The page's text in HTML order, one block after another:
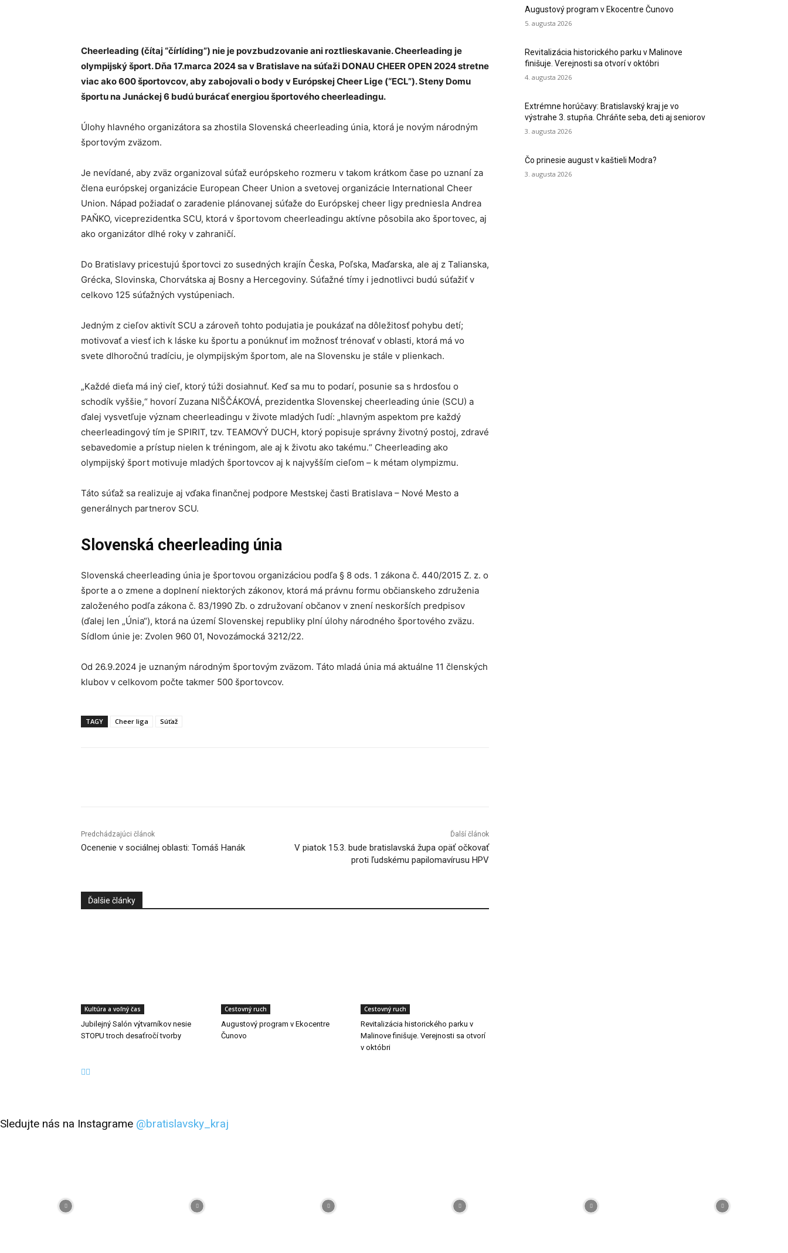
Cheerleading (čítaj “čírlíding”) nie je povzbudzovanie ani roztlieskavanie. Cheerleading je
olympijský šport. Dňa 17.marca 2024 sa v Bratislave na súťaži DONAU CHEER OPEN 2024 stretne
viac ako 600 športovcov, aby zabojovali o body v Európskej Cheer Lige (“ECL”). Steny Domu
športu na Junáckej 6 budú burácať energiou športového cheerleadingu.
Úlohy hlavného organizátora sa zhostila Slovenská cheerleading únia, ktorá je novým národným
športovým zväzom.
Je nevídané, aby zväz organizoval súťaž európskeho rozmeru v takom krátkom čase po uznaní za
člena európskej organizácie European Cheer Union a svetovej organizácie International Cheer
Union. Nápad požiadať o zaradenie plánovanej súťaže do Európskej cheer ligy predniesla Andrea
PAŇKO, viceprezidentka SCU, ktorá v športovom cheerleadingu aktívne pôsobila ako športovec, aj
ako organizátor dlhé roky v zahraničí.
Do Bratislavy pricestujú športovci zo susedných krajín Česka, Poľska, Maďarska, ale aj z Talianska,
Grécka, Slovinska, Chorvátska aj Bosny a Hercegoviny. Súťažné tímy i jednotlivci budú súťažiť v
celkovo 125 súťažných vystúpeniach.
Jedným z cieľov aktivít SCU a zároveň tohto podujatia je poukázať na dôležitosť pohybu detí;
motivovať a viesť ich k láske ku športu a ponúknuť im možnosť trénovať v oblasti, ktorá má vo
svete dlhoročnú tradíciu, je olympijským športom, ale na Slovensku je stále v plienkach.
„Každé dieťa má iný cieľ, ktorý túži dosiahnuť. Keď sa mu to podarí, posunie sa s hrdosťou o
schodík vyššie,“ hovorí Zuzana NIŠČÁKOVÁ, prezidentka Slovenskej cheerleading únie (SCU) a
ďalej vysvetľuje význam cheerleadingu v živote mladých ľudí: „hlavným aspektom pre každý
cheerleadingový tím je SPIRIT, tzv. TEAMOVÝ DUCH, ktorý popisuje správny životný postoj, zdravé
sebavedomie a prístup nielen k tréningom, ale aj k životu ako takému.“ Cheerleading ako
olympijský šport motivuje mladých športovcov aj k najvyšším cieľom – k métam olympizmu.
Táto súťaž sa realizuje aj vďaka finančnej podpore Mestskej časti Bratislava – Nové Mesto a
generálnych partnerov SCU.
Slovenská cheerleading únia
Slovenská cheerleading únia je športovou organizáciou podľa § 8 ods. 1 zákona č. 440/2015 Z. z. o
športe a o zmene a doplnení niektorých zákonov, ktorá má právnu formu občianskeho združenia
založeného podľa zákona č. 83/1990 Zb. o združovaní občanov v znení neskorších predpisov
(ďalej len „Únia“), ktorá na území Slovenskej republiky plní úlohy národného športového zväzu.
Sídlom únie je: Zvolen 960 01, Novozámocká 3212/22.
Od 26.9.2024 je uznaným národným športovým zväzom. Táto mladá únia má aktuálne 11 členských
klubov v celkovom počte takmer 500 športovcov.
TAGY Cheer liga Súťaž
Predchádzajúci článok
Ocenenie v sociálnej oblasti: Tomáš Hanák
Ďalší článok
V piatok 15.3. bude bratislavská župa opäť očkovať
proti ľudskému papilomavírusu HPV
Ďalšie články
Kultúra a voľný čas
Jubilejný Salón výtvarníkov nesie
STOPU troch desaťročí tvorby
Cestovný ruch
Augustový program v Ekocentre
Čunovo
Cestovný ruch
Revitalizácia historického parku v
Malinove finišuje. Verejnosti sa otvorí
v októbri
Augustový program v Ekocentre Čunovo
5. augusta 2026
Revitalizácia historického parku v Malinove
finišuje. Verejnosti sa otvorí v októbri
4. augusta 2026
Extrémne horúčavy: Bratislavský kraj je vo
výstrahe 3. stupňa. Chráňte seba, deti aj seniorov
3. augusta 2026
Čo prinesie august v kaštieli Modra?
3. augusta 2026
Sledujte nás na Instagrame @bratislavsky_kraj